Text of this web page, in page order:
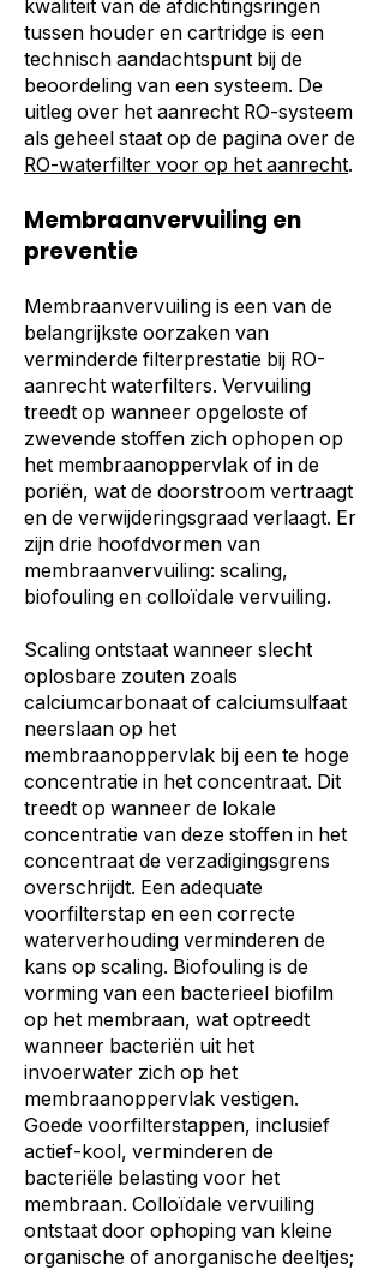
kwaliteit van de afdichtingsringen
tussen houder en cartridge is een
technisch aandachtspunt bij de
beoordeling van een systeem. De
uitleg over het aanrecht RO-systeem
als geheel staat op de pagina over de
RO-waterfilter voor op het aanrecht.
Membraanvervuiling en
preventie
Membraanvervuiling is een van de
belangrijkste oorzaken van
verminderde filterprestatie bij RO-
aanrecht waterfilters. Vervuiling
treedt op wanneer opgeloste of
zwevende stoffen zich ophopen op
het membraanoppervlak of in de
poriën, wat de doorstroom vertraagt
en de verwijderingsgraad verlaagt. Er
zijn drie hoofdvormen van
membraanvervuiling: scaling,
biofouling en colloïdale vervuiling.
Scaling ontstaat wanneer slecht
oplosbare zouten zoals
calciumcarbonaat of calciumsulfaat
neerslaan op het
membraanoppervlak bij een te hoge
concentratie in het concentraat. Dit
treedt op wanneer de lokale
concentratie van deze stoffen in het
concentraat de verzadigingsgrens
overschrijdt. Een adequate
voorfilterstap en een correcte
waterverhouding verminderen de
kans op scaling. Biofouling is de
vorming van een bacterieel biofilm
op het membraan, wat optreedt
wanneer bacteriën uit het
invoerwater zich op het
membraanoppervlak vestigen.
Goede voorfilterstappen, inclusief
actief-kool, verminderen de
bacteriële belasting voor het
membraan. Colloïdale vervuiling
ontstaat door ophoping van kleine
organische of anorganische deeltjes;